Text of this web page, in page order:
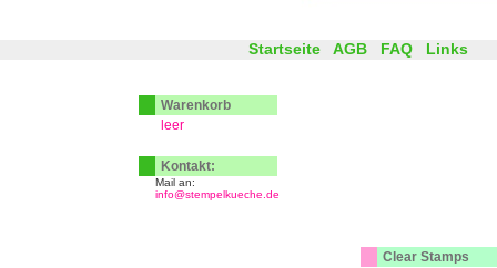
Clear Stamps
Startseite AGB FAQ Links
Warenkorb
leer
Kontakt:
Mail an:
info@stempelkueche.de